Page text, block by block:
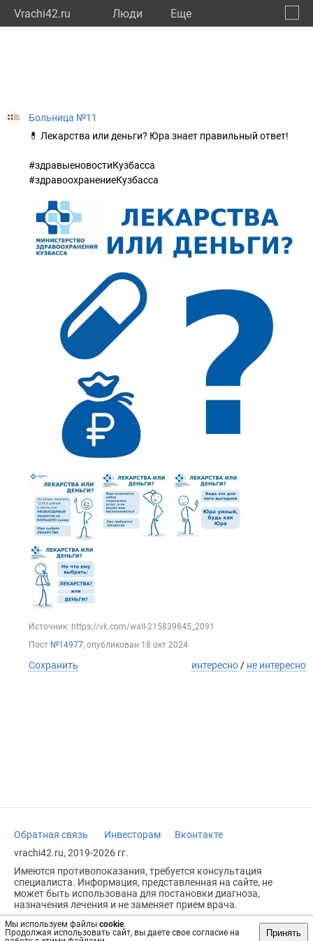
Vrachi42.ru Люди Eще
Мы используем файлы cookie.
Продолжая использовать сайт, вы даете свое согласие на
Принять
Больница №11
💊 Лекарства или деньги? Юра знает правильный ответ!
#здравыеновостиКузбасса
#здравоохранениеКузбасса
Источник: https://vk.com/wall-215839845_2091
Пост №14977, опубликован 18 окт 2024
Сохранить интересно / не интересно
Обратная связь Инвесторам
Вконтакте
vrachi42.ru, 2019-2026 гг.
Имеются противопоказания, требуется консультация
специалиста. Информация, представленная на сайте, не
может быть использована для постановки диагноза,
назначения лечения и не заменяет прием врача.
Возрастное ограничение: 18+